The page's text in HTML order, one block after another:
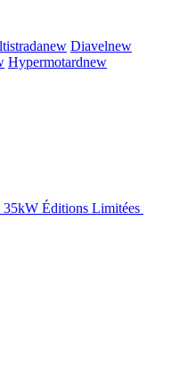
new Diavelnew
Hypermotardnew
35kW Éditions Limitées